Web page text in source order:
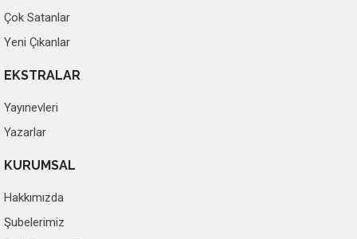
Çok Satanlar
Yeni Çıkanlar
EKSTRALAR
Yayınevleri
Yazarlar
KURUMSAL
Hakkımızda
Şubelerimiz